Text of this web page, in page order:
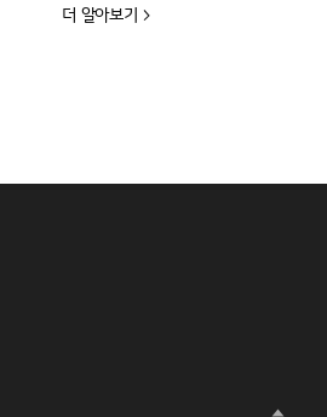
더 알아보기 >